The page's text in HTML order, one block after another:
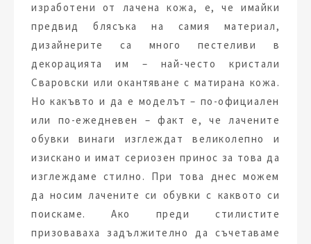
изработени от лачена кожа, е, че имайки
предвид блясъка на самия материал,
дизайнерите са много пестеливи в
декорацията им – най-често кристали
Сваровски или окантяване с матирана кожа.
Но какъвто и да е моделът – по-официален
или по-ежедневен – факт е, че лачените
обувки винаги изглеждат великолепно и
изискано и имат сериозен принос за това да
изглеждаме стилно. При това днес можем
да носим лачените си обувки с каквото си
поискаме. Ако преди стилистите
призоваваха задължително да съчетаваме